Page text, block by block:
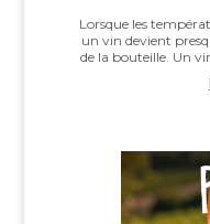
Lorsque les
un vin devient
de la bouteille. Un